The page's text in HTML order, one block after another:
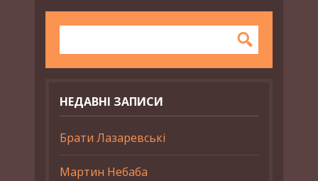
НЕДАВНІ ЗАПИСИ
Брати Лазаревські
Мартин Небаба